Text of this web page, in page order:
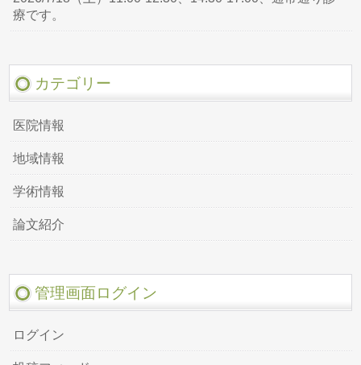
療です。
カテゴリー
医院情報
地域情報
学術情報
論文紹介
管理画面ログイン
ログイン